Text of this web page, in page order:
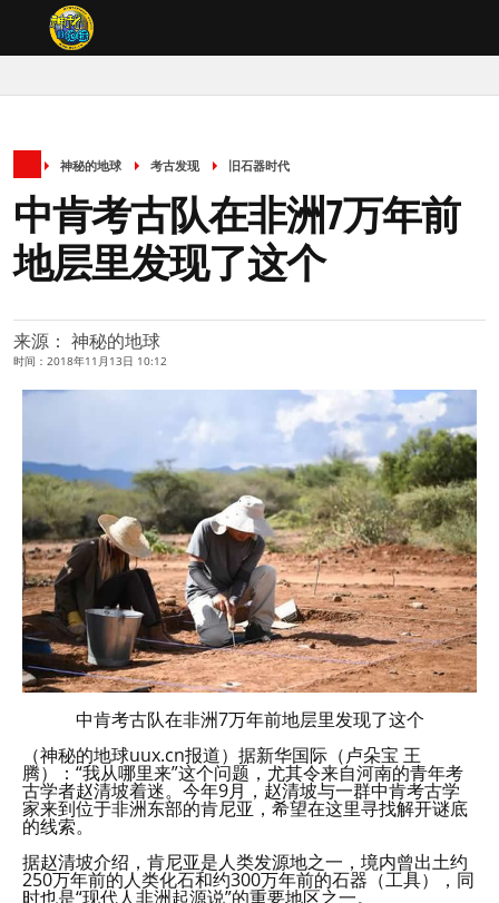
神秘的地球 考古发现 旧石器时代
中肯考古队在非洲7万年前
地层里发现了这个
来源： 神秘的地球
时间：2018年11月13日 10:12
中肯考古队在非洲7万年前地层里发现了这个
（神秘的地球uux.cn报道）据新华国际（卢朵宝 王
腾）：“我从哪里来”这个问题，尤其令来自河南的青年考
古学者赵清坡着迷。今年9月，赵清坡与一群中肯考古学
家来到位于非洲东部的肯尼亚，希望在这里寻找解开谜底
的线索。
据赵清坡介绍，肯尼亚是人类发源地之一，境内曾出土约
250万年前的人类化石和约300万年前的石器（工具），同
时也是“现代人非洲起源说”的重要地区之一。